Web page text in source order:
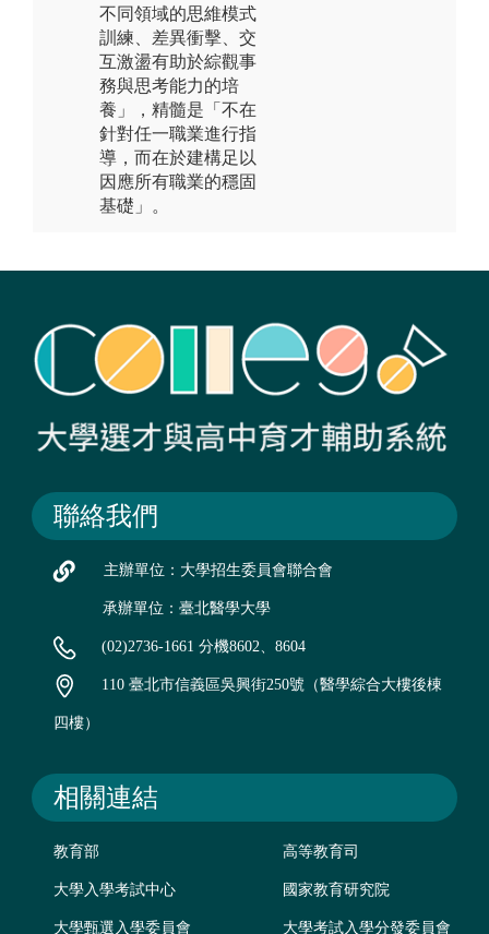
不同領域的思維模式
訓練、差異衝擊、交
互激盪有助於綜觀事
務與思考能力的培
養」，精髓是「不在
針對任一職業進行指
導，而在於建構足以
因應所有職業的穩固
基礎」。
聯絡我們
主辦單位：大學招生委員會聯合會
承辦單位：臺北醫學大學
(02)2736-1661 分機8602、8604
110 臺北市信義區吳興街250號（醫學綜合大樓後棟
四樓）
相關連結
教育部 高等教育司
大學入學考試中心 國家教育研究院
大學甄選入學委員會 大學考試入學分發委員會